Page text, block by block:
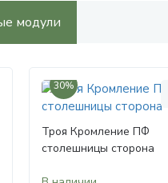
модули
30%
Троя Кромление ПФ
столешницы сторона